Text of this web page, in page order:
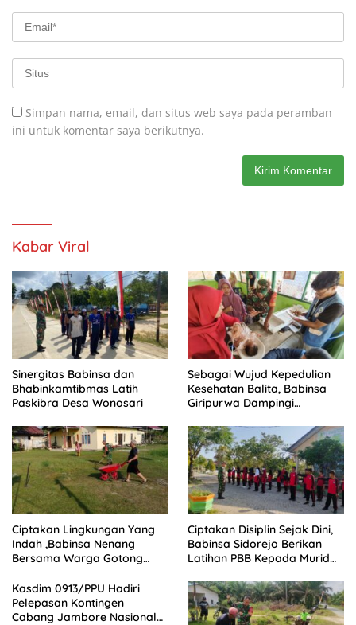
Simpan nama, email, dan situs web saya pada peramban
ini untuk komentar saya berikutnya.
Kabar Viral
Sinergitas Babinsa dan
Bhabinkamtibmas Latih
Paskibra Desa Wonosari
Sebagai Wujud Kepedulian
Kesehatan Balita, Babinsa
Giripurwa Dampingi
Ciptakan Lingkungan Yang
Indah ,Babinsa Nenang
Bersama Warga Gotong
Ciptakan Disiplin Sejak Dini,
Babinsa Sidorejo Berikan
Latihan PBB Kepada Murid
Kasdim 0913/PPU Hadiri
Pelepasan Kontingen
Cabang Jambore Nasional